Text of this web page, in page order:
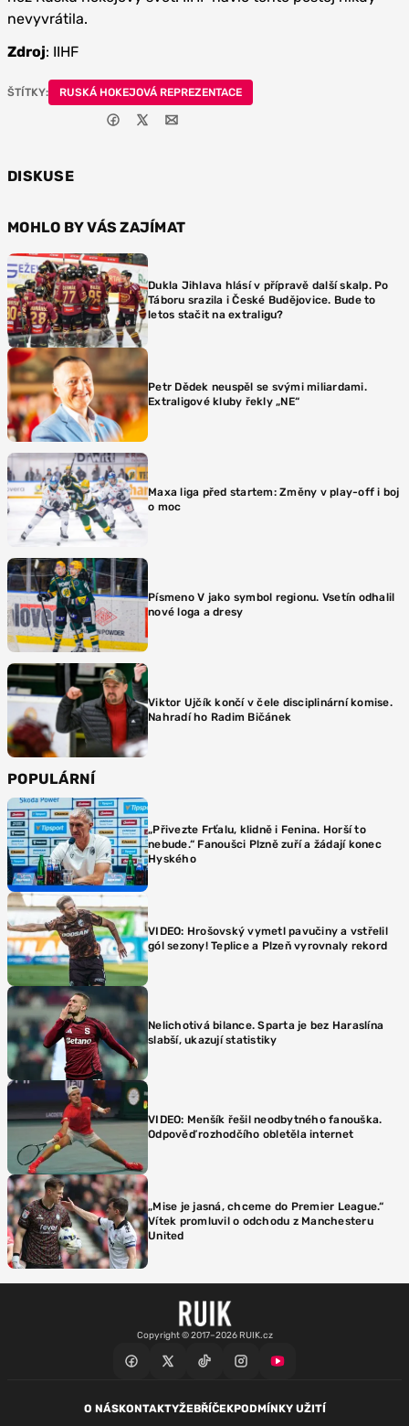
nevyvrátila.
Zdroj: IIHF
ŠTÍTKY: RUSKÁ HOKEJOVÁ REPREZENTACE
DISKUSE
MOHLO BY VÁS ZAJÍMAT
Dukla Jihlava hlásí v přípravě další skalp. Po
Táboru srazila i České Budějovice. Bude to
letos stačit na extraligu?
Petr Dědek neuspěl se svými miliardami.
Extraligové kluby řekly „NE“
Maxa liga před startem: Změny v play-off i boj
o moc
Písmeno V jako symbol regionu. Vsetín odhalil
nové loga a dresy
Viktor Ujčík končí v čele disciplinární komise.
Nahradí ho Radim Bičánek
POPULÁRNÍ
„Přivezte Frťalu, klidně i Fenina. Horší to
nebude.“ Fanoušci Plzně zuří a žádají konec
Hyského
VIDEO: Hrošovský vymetl pavučiny a vstřelil
gól sezony! Teplice a Plzeň vyrovnaly rekord
Nelichotivá bilance. Sparta je bez Haraslína
slabší, ukazují statistiky
VIDEO: Menšík řešil neodbytného fanouška.
Odpověď rozhodčího obletěla internet
„Mise je jasná, chceme do Premier League.“
Vítek promluvil o odchodu z Manchesteru
United
Copyright © 2017–2026 RUIK.cz
O NÁSKONTAKTYŽEBŘÍČEKPODMÍNKY UŽITÍ